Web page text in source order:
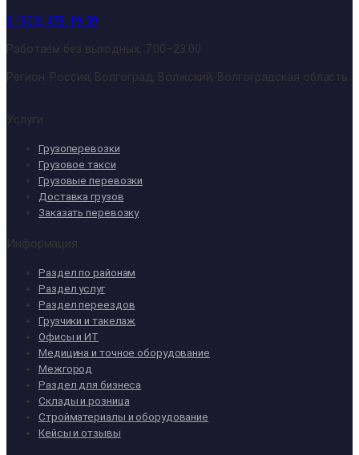
8 (903) 478-19-39
Работаем без выходных, 7:00–23:00
Регион: Россия, Волгоград, Волжский, Волгоградская область
Услуги
Грузоперевозки
Грузовое такси
Грузовые перевозки
Доставка грузов
Заказать перевозку
Информация
Раздел по районам
Раздел услуг
Раздел переездов
Грузчики и такелаж
Офисы и ИТ
Медицина и точное оборудование
Межгород
Раздел для бизнеса
Склады и розница
Стройматериалы и оборудование
Кейсы и отзывы